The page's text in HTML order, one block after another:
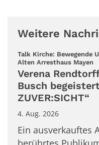
Weitere
Talk Kirche: Bewegende
Alten Arresthaus Mayen
Verena
Busch
ZUVER:SICHT“
4. Aug. 2026
Ein ausverkauftes